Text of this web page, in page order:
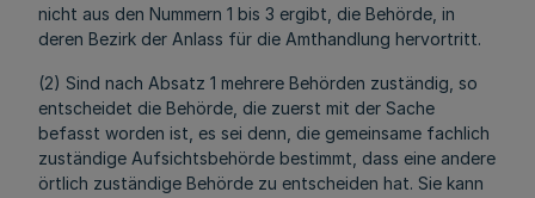
nicht aus den Nummern 1 bis 3 ergibt, die Behörde, in
deren Bezirk der Anlass für die Amthandlung hervortritt.
(2) Sind nach Absatz 1 mehrere Behörden zuständig, so
entscheidet die Behörde, die zuerst mit der Sache
befasst worden ist, es sei denn, die gemeinsame fachlich
zuständige Aufsichtsbehörde bestimmt, dass eine andere
örtlich zuständige Behörde zu entscheiden hat. Sie kann